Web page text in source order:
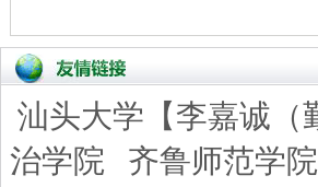
汕头大学【李嘉诚（
治学院
齐鲁师范学院